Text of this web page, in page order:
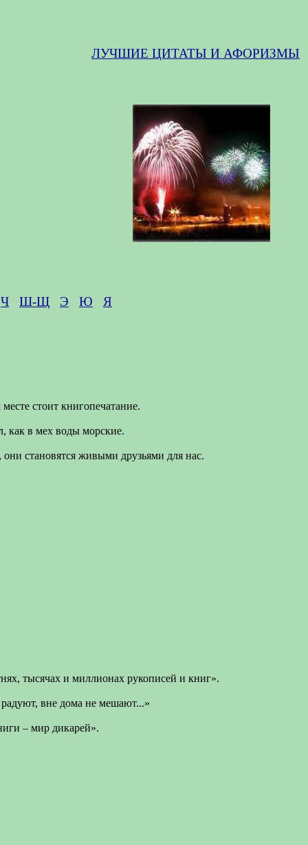
ЛУЧШИЕ ЦИТАТЫ И АФОРИЗМЫ
Ч Ш-Щ Э Ю
Я
стоит книгопечатание.
как в мех воды морские.
становятся живыми друзьями для нас.
тысячах и миллионах рукописей и книг».
вне дома не мешают...»
– мир дикарей».